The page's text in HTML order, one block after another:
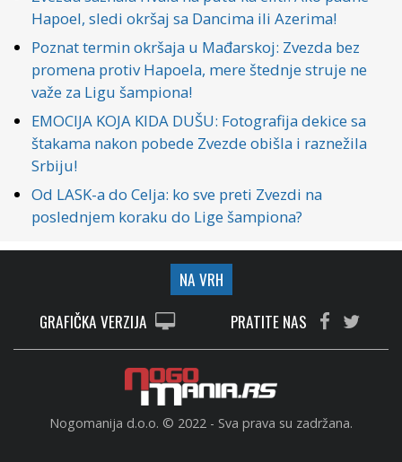
Hapoel, sledi okršaj sa Dancima ili Azerima!
Poznat termin okršaja u Mađarskoj: Zvezda bez
promena protiv Hapoela, mere štednje struje ne
važe za Ligu šampiona!
EMOCIJA KOJA KIDA DUŠU: Fotografija dekice sa
štakama nakon pobede Zvezde obišla i raznežila
Srbiju!
Od LASK-a do Celja: ko sve preti Zvezdi na
poslednjem koraku do Lige šampiona?
NA VRH
GRAFIČKA VERZIJA
PRATITE NAS
Nogomanija d.o.o. © 2022 - Sva prava su zadržana.